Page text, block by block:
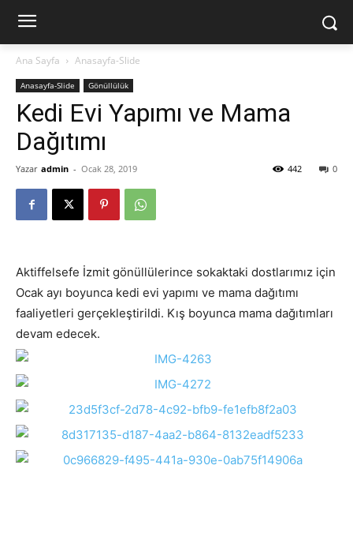
Ana Sayfa Anasayfa-Slide
Anasayfa-Slide Gönüllülük
Kedi Evi Yapımı ve Mama
Dağıtımı
Yazar admin - Ocak 28, 2019 0
442
Aktiffelsefe İzmit gönüllülerince sokaktaki dostlarımız için
Ocak ayı boyunca kedi evi yapımı ve mama dağıtımı
faaliyetleri gerçekleştirildi. Kış boyunca mama dağıtımları
devam edecek.